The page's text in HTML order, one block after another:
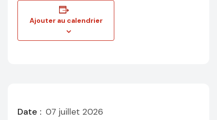
Ajouter au calendrier
Date : 07 juillet 2026